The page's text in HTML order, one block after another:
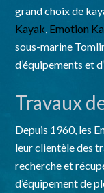
grand choix de
Kayak, Emotion
sous-marine
d’équipements et
Travaux
Depuis 1960, les
leur clientèle des
recherche et
d’équipement de